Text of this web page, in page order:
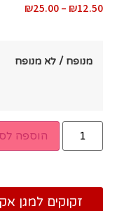
₪12.50
–
₪25.00
מנופח / לא מנופח
הוספה
זקוקים למגן